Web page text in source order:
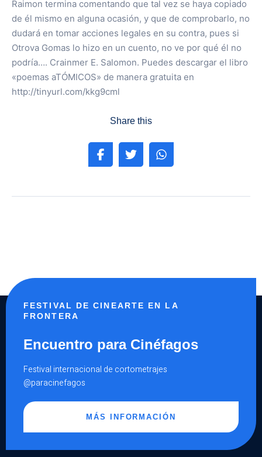
Raimon termina comentando que tal vez se haya copiado
de él mismo en alguna ocasión, y que de comprobarlo, no
dudará en tomar acciones legales en su contra, pues si
Otrova Gomas lo hizo en un cuento, no ve por qué él no
podría…. Crainmer E. Salomon. Puedes descargar el libro
«poemas aTÓMICOS» de manera gratuita en
http://tinyurl.com/kkg9cml
Share this
FESTIVAL DE CINEARTE EN LA
FRONTERA
Encuentro para Cinéfagos
Festival internacional de cortometrajes
@paracinefagos
MÁS INFORMACIÓN